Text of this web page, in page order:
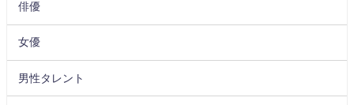
俳優
女優
男性タレント